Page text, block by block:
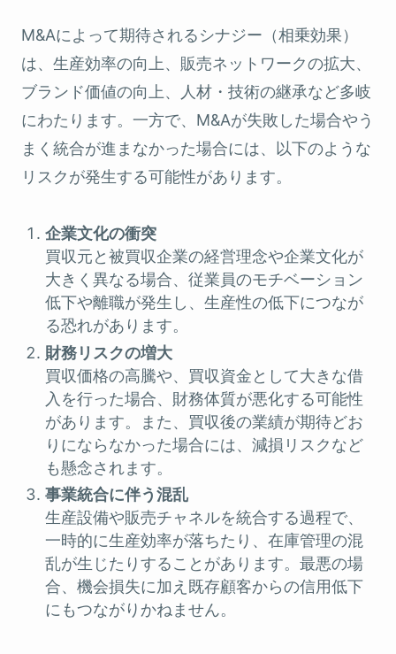
M&Aによって期待されるシナジー（相乗効果）
は、生産効率の向上、販売ネットワークの拡大、
ブランド価値の向上、人材・技術の継承など多岐
にわたります。一方で、M&Aが失敗した場合やう
まく統合が進まなかった場合には、以下のような
リスクが発生する可能性があります。
企業文化の衝突
買収元と被買収企業の経営理念や企業文化が
大きく異なる場合、従業員のモチベーション
低下や離職が発生し、生産性の低下につなが
る恐れがあります。
財務リスクの増大
買収価格の高騰や、買収資金として大きな借
入を行った場合、財務体質が悪化する可能性
があります。また、買収後の業績が期待どお
りにならなかった場合には、減損リスクなど
も懸念されます。
事業統合に伴う混乱
生産設備や販売チャネルを統合する過程で、
一時的に生産効率が落ちたり、在庫管理の混
乱が生じたりすることがあります。最悪の場
合、機会損失に加え既存顧客からの信用低下
にもつながりかねません。